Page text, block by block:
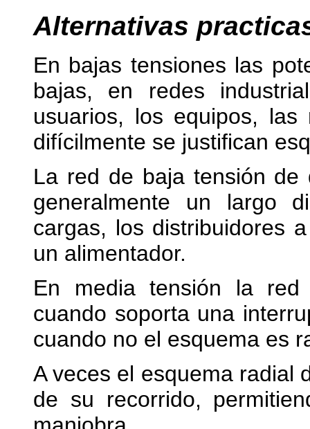
Alternativas
En bajas tensiones las
bajas, en redes
usuarios, los equipos, las
difícilmente se justifican
La red de baja tensión de
generalmente un largo
cargas, los distribuidores
un alimentador.
En media tensión la red
cuando soporta una
cuando no el esquema es
A veces el esquema radial
de su recorrido,